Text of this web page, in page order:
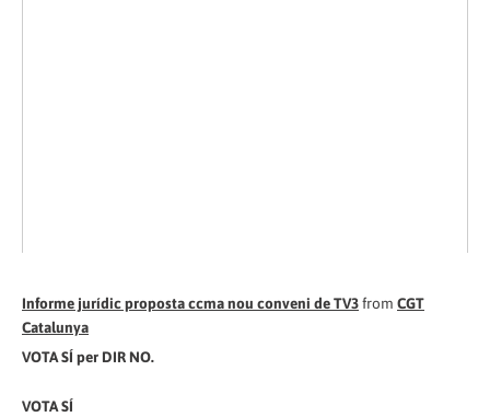
Informe jurídic proposta ccma nou conveni de TV3from CGT
Catalunya
VOTA SÍ per DIR NO.
VOTA SÍ